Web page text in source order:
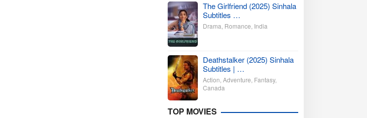
The Girlfriend (2025) Sinhala
Subtitles …
Drama Romance India
Deathstalker (2025) Sinhala
Subtitles | …
Action Adventure Fantasy,
Canada
TOP MOVIES